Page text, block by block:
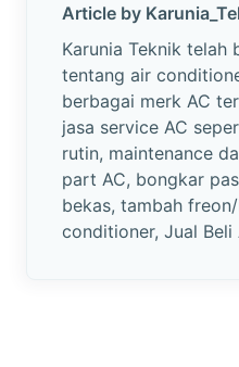
Article by
Karunia Teknik telah
tentang air
berbagai merk AC
jasa service AC
rutin, maintenance
part AC, bongkar
bekas, tambah
conditioner, Jual Beli